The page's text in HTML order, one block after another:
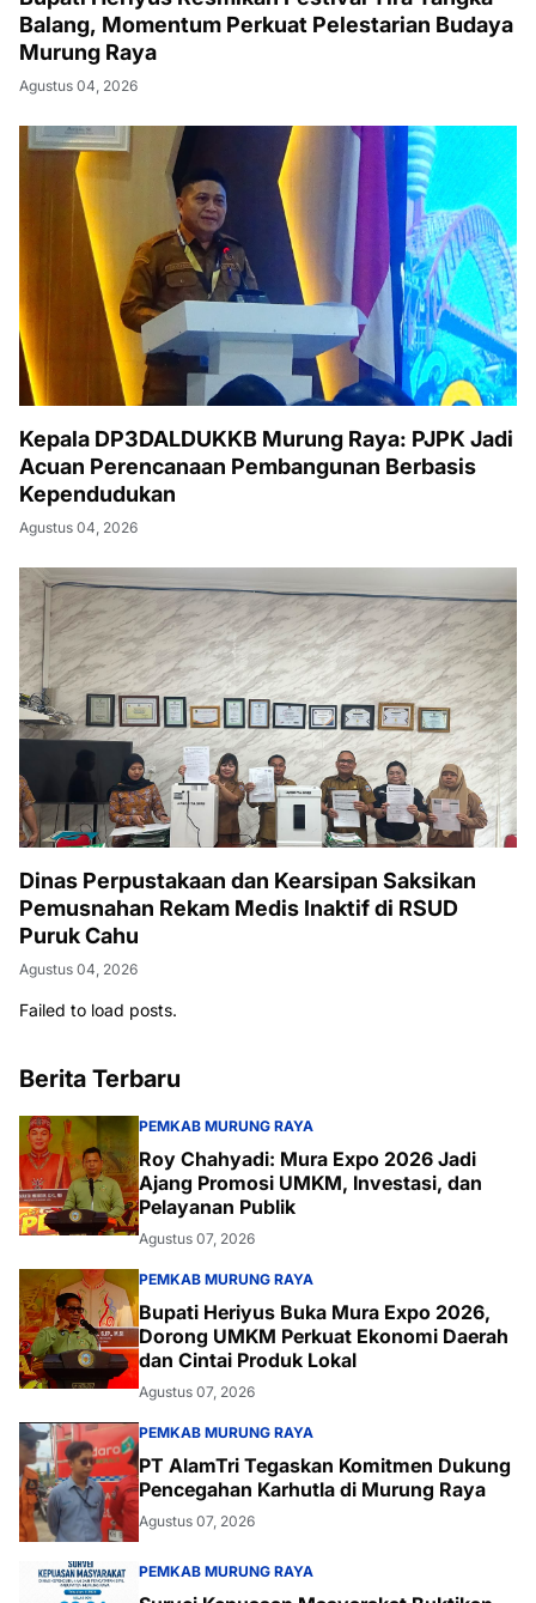
Balang, Momentum Perkuat Pelestarian Budaya
Murung Raya
Agustus 04, 2026
Kepala DP3DALDUKKB Murung Raya: PJPK Jadi
Acuan Perencanaan Pembangunan Berbasis
Kependudukan
Agustus 04, 2026
Dinas Perpustakaan dan Kearsipan Saksikan
Pemusnahan Rekam Medis Inaktif di RSUD
Puruk Cahu
Agustus 04, 2026
Failed to load posts.
Berita Terbaru
PEMKAB MURUNG RAYA
Roy Chahyadi: Mura Expo 2026 Jadi
Ajang Promosi UMKM, Investasi, dan
Pelayanan Publik
Agustus 07, 2026
PEMKAB MURUNG RAYA
Bupati Heriyus Buka Mura Expo 2026,
Dorong UMKM Perkuat Ekonomi Daerah
dan Cintai Produk Lokal
Agustus 07, 2026
PEMKAB MURUNG RAYA
PT AlamTri Tegaskan Komitmen Dukung
Pencegahan Karhutla di Murung Raya
Agustus 07, 2026
PEMKAB MURUNG RAYA